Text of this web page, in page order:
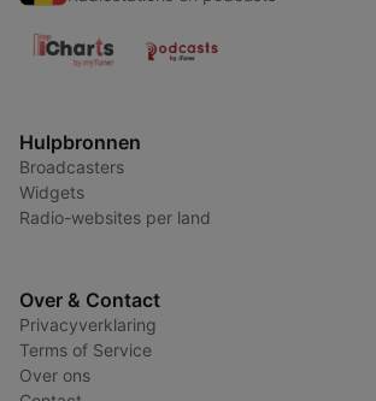
Hulpbronnen
Broadcasters
Widgets
Radio-websites per land
Over & Contact
Privacyverklaring
Terms of Service
Over ons